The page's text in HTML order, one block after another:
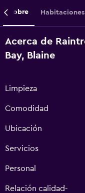
Sobre Habitaciones
Acerca de
Bay, Blaine
Limpieza
Comodidad
Ubicación
Servicios
Personal
Relación calidad-